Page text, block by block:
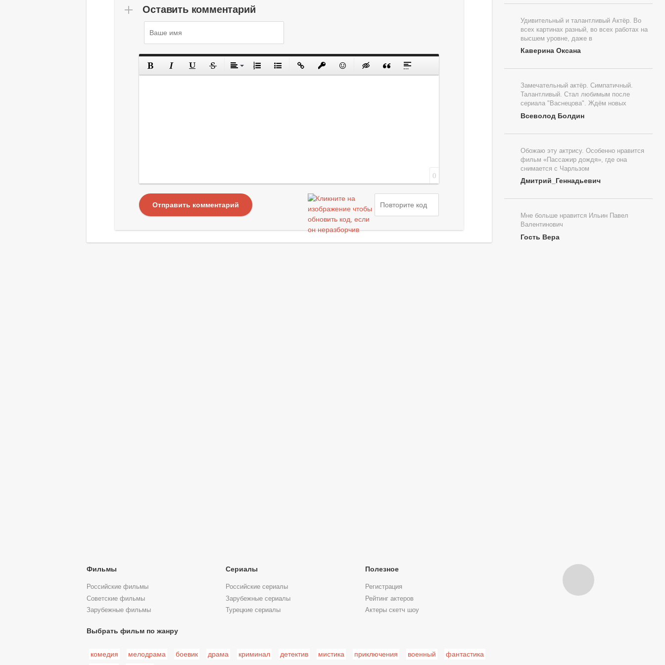
Оставить комментарий
0
Отправить комментарий
Удивительный и талантливый Актёр. Во
всех картинах разный, во всех работах на
высшем уровне, даже в
Каверина Оксана
Замечательный актёр. Симпатичный.
Талантливый. Стал любимым после
сериала "Васнецова". Ждём новых
Всеволод Болдин
Обожаю эту актрису. Особенно нравится
фильм «Пассажир дождя», где она
снимается с Чарльзом
Дмитрий_Геннадьевич
Мне больше нравится Ильин Павел
Валентинович
Гость Вера
Фильмы
Российские фильмы
Советские фильмы
Зарубежные фильмы
Сериалы
Российские сериалы
Зарубежные сериалы
Турецкие сериалы
Полезное
Регистрация
Рейтинг актеров
Актеры скетч шоу
Выбрать фильм по жанру
комедия мелодрама боевик драма криминал детектив мистика приключения военный фантастика